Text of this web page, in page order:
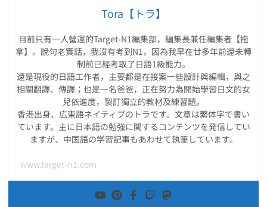
Tora【トラ】
目前只有一人營運的Target-N1編集部，編集長兼任編集者【拖
拿】。說句老實話，我沒有考到N1，因為我早在廿多年前還未轉
制前已經考取了日語1級能力。
還是現役的日語工作者，主要都是在接案一些設計與編輯，與之
相關翻譯、傳譯；也是一名爸爸，正在努力為開始學習日文的女
兒依進度，製訂獨立的教材及練習題。
香港出身、広東語ネイティブのトラです。文章は繁体字で書い
ています。主に日本語の勉強に関するコンテンツを発信してい
ますが、中国語の学習記事もあわせて執筆しています。
www.target-n1.com